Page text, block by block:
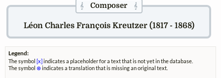
𝄞Composer 𝄞
Léon Charles François Kreutzer (1817 - 1868)
Legend:
The symbol [x] indicates a placeholder for a text that is not yet in the database.
The symbol ⊗indicates a translation that is missing an original text.